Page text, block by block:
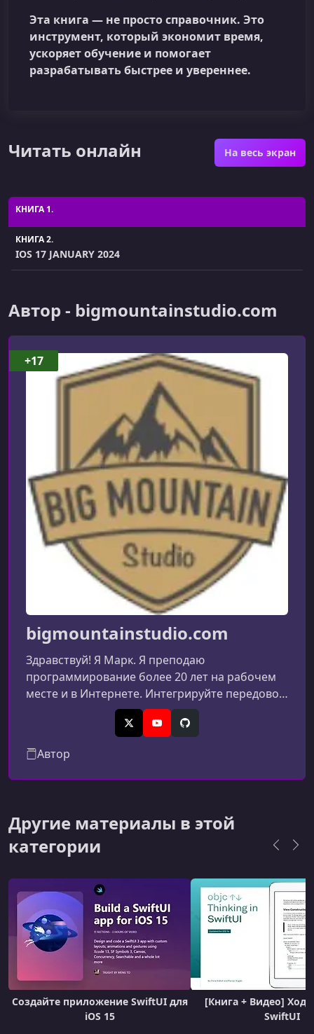
Эта книга — не просто справочник. Это
инструмент, который экономит время,
ускоряет обучение и помогает
разрабатывать быстрее и увереннее.
Читать онлайн На весь экран
КНИГА 1.
КНИГА 2.
IOS 17 JANUARY 2024
Автор - bigmountainstudio.com
bigmountainstudio.com
Здравствуй! Я Марк. Я преподаю
программирование более 20 лет на рабочем
месте и в Интернете. Интегрируйте передовой
искусственный интеллект на устройствах,
чтобы преобразовать свои приложения с
функций.
X (Twitter)YouTubeGitHub
Автор
+17
Другие материалы в этой
категории
Создайте приложение SwiftUI для
iOS 15
[Книга + Видео] Ход
SwiftUI